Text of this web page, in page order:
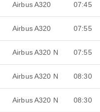
Airbus A320 07:45
Airbus A320 07:55
Airbus A320 N 07:55
Airbus A320 N 08:30
Airbus A320 N 08:30